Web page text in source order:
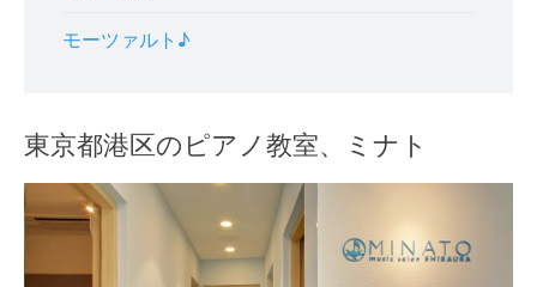
モーツァルト♪
東京都港区のピアノ教室、ミナト